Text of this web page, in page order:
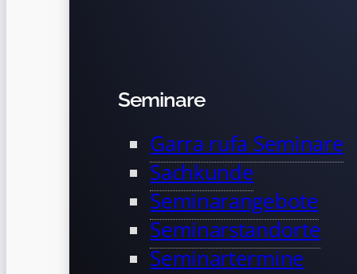
Seminare
Garra rufa Seminare
Sachkunde
Seminarangebote
Seminarstandorte
Seminartermine